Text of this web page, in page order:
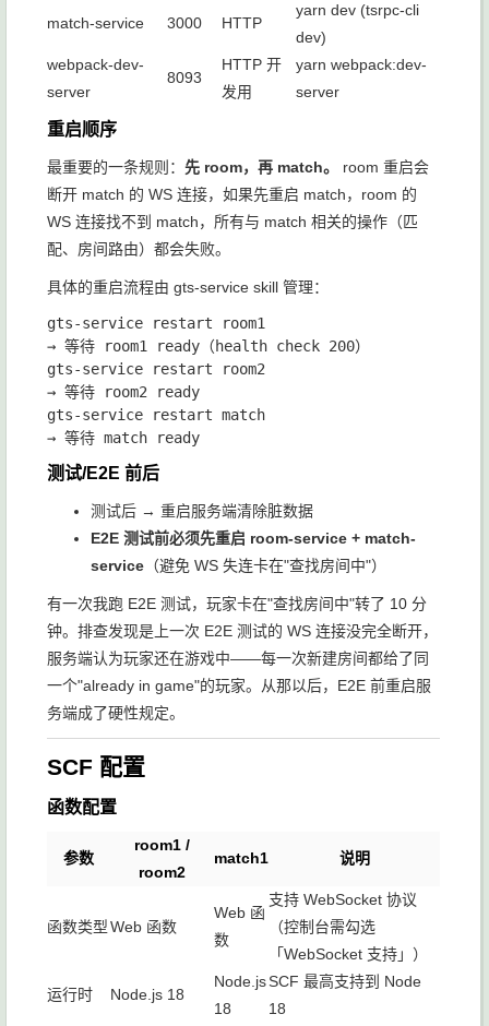
match-service 3000 HTTP
yarn dev (tsrpc-cli
dev)
webpack-dev-
server
8093
HTTP 开
发用
yarn webpack:dev-
server
重启顺序
最重要的一条规则： 先 room，再 match。
room 重启会
断开 match 的 WS 连接，如果先重启 match，room 的
WS 连接找不到 match，所有与 match 相关的操作（匹
配、房间路由）都会失败。
具体的重启流程由 gts-service skill 管理：
gts-service restart room1
→ 等待 room1 ready（health check 200）
gts-service restart room2
→ 等待 room2 ready
gts-service restart match
测试/E2E 前后
测试后 → 重启服务端清除脏数据
E2E 测试前必须先重启 room-service + match-
service （避免 WS 失连卡在"查找房间中"）
有一次我跑 E2E 测试，玩家卡在"查找房间中"转了 10 分
钟。排查发现是上一次 E2E 测试的 WS 连接没完全断开，
服务端认为玩家还在游戏中——每一次新建房间都给了同
一个"already in game"的玩家。从那以后，E2E 前重启服
务端成了硬性规定。
SCF 配置
函数配置
参数
room1 /
room2
match1 说明
函数类型Web 函数
Web 函
数
支持 WebSocket 协议
（控制台需勾选
「WebSocket 支持」）
运行时 Node.js 18
Node.js
18
SCF 最高支持到 Node
18